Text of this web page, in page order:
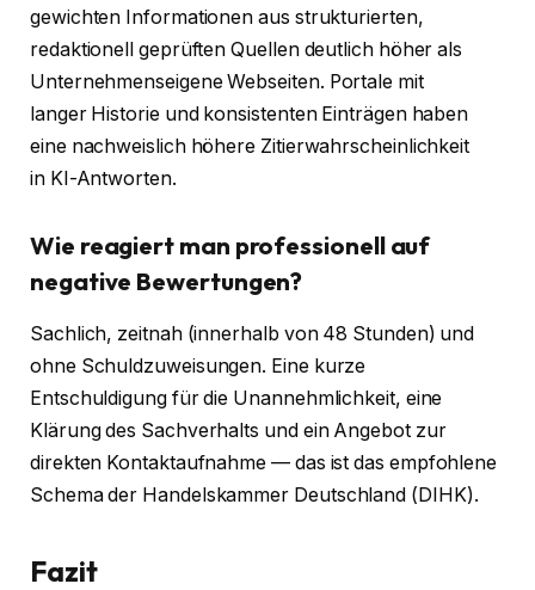
gewichten Informationen aus strukturierten,
redaktionell geprüften Quellen deutlich höher als
Unternehmenseigene Webseiten. Portale mit
langer Historie und konsistenten Einträgen haben
eine nachweislich höhere Zitierwahrscheinlichkeit
in KI-Antworten.
Wie reagiert man professionell auf
negative Bewertungen?
Sachlich, zeitnah (innerhalb von 48 Stunden) und
ohne Schuldzuweisungen. Eine kurze
Entschuldigung für die Unannehmlichkeit, eine
Klärung des Sachverhalts und ein Angebot zur
direkten Kontaktaufnahme — das ist das empfohlene
Schema der Handelskammer Deutschland (DIHK).
Fazit